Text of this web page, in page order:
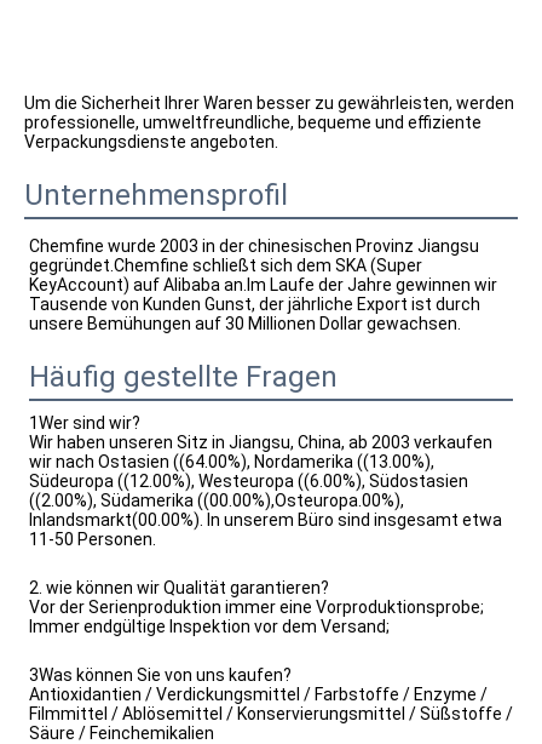
Um die Sicherheit Ihrer Waren besser zu gewährleisten, werden
professionelle, umweltfreundliche, bequeme und effiziente
Verpackungsdienste angeboten.
Unternehmensprofil
Chemfine wurde 2003 in der chinesischen Provinz Jiangsu
gegründet.Chemfine schließt sich dem SKA (Super
KeyAccount) auf Alibaba an.Im Laufe der Jahre gewinnen wir
Tausende von Kunden Gunst, der jährliche Export ist durch
unsere Bemühungen auf 30 Millionen Dollar gewachsen.
Häufig gestellte Fragen
1Wer sind wir?
Wir haben unseren Sitz in Jiangsu, China, ab 2003 verkaufen
wir nach Ostasien ((64.00%), Nordamerika ((13.00%),
Südeuropa ((12.00%), Westeuropa ((6.00%), Südostasien
((2.00%), Südamerika ((00.00%),Osteuropa.00%),
Inlandsmarkt(00.00%). In unserem Büro sind insgesamt etwa
11-50 Personen.
2. wie können wir Qualität garantieren?
Vor der Serienproduktion immer eine Vorproduktionsprobe;
Immer endgültige Inspektion vor dem Versand;
3Was können Sie von uns kaufen?
Antioxidantien / Verdickungsmittel / Farbstoffe / Enzyme /
Filmmittel / Ablösemittel / Konservierungsmittel / Süßstoffe /
Säure / Feinchemikalien